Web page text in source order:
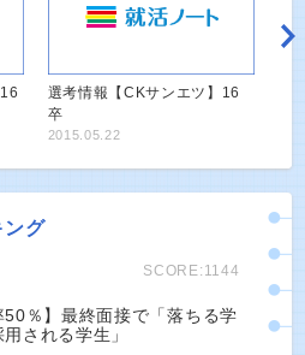
選考情報【CKサンエツ】16
卒
2015.05.22
ング
SCORE:1144
50％】最終面接で「落ちる学
される学生」